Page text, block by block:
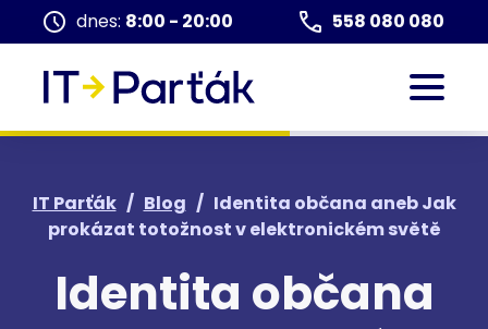
dnes: 8:00 - 20:00 558 080 080
IT Parťák / Blog / Identita občana aneb Jak
prokázat totožnost v elektronickém světě
Identita občana